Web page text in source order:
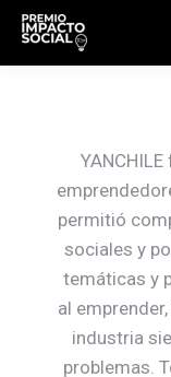
permitió
sociales y
temáticas y
al
industria
problemas.